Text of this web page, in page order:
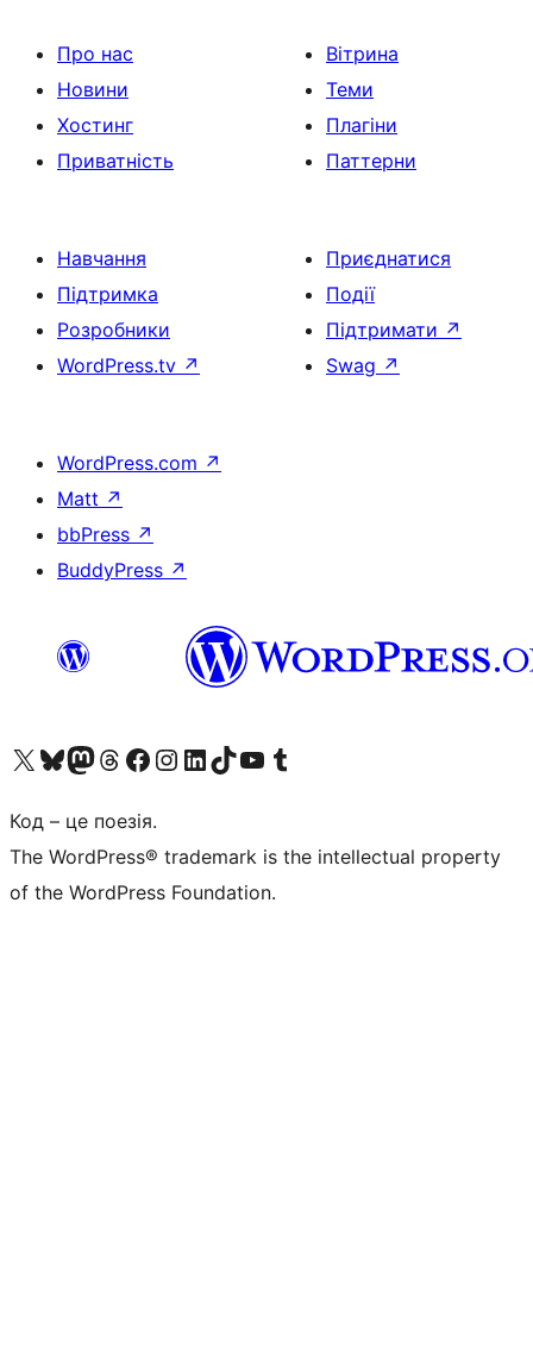
Про нас
Новини
Хостинг
Приватність
Вітрина
Теми
Плагіни
Паттерни
Навчання
Підтримка
Розробники
WordPress.tv ↗
Приєднатися
Події
Підтримати ↗
Swag ↗
WordPress.com ↗
Matt ↗
bbPress ↗
BuddyPress ↗
Visit our X (formerly Twitter) account
Visit our Bluesky account
Завітайте до нашої стрічки в Mastodon
Visit our Threads account
Завітайте на нашу сторінку в Facebook
Visit our Instagram account
Visit our LinkedIn account
Visit our TikTok account
Visit our YouTube channel
Visit our Tumblr account
Код – це поезія.
The WordPress® trademark is the intellectual property
of the WordPress Foundation.